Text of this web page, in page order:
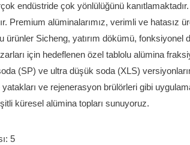
endüstride çok yönlülüğünü
Premium alüminalarımız, verimli ve hatasız
ürünler Sicheng, yatırım dökümü,
için hedeflenen özel tablolu alümina
(SP) ve ultra düşük soda (XLS)
yatakları ve rejenerasyon brülörleri gibi
küresel alümina topları sunuyoruz.
5